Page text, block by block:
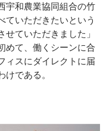
宇和農業協同組合の竹
ていただきたいという
ていただきました」
めて
働くシーンに合
ィスにダイレクトに届
である。